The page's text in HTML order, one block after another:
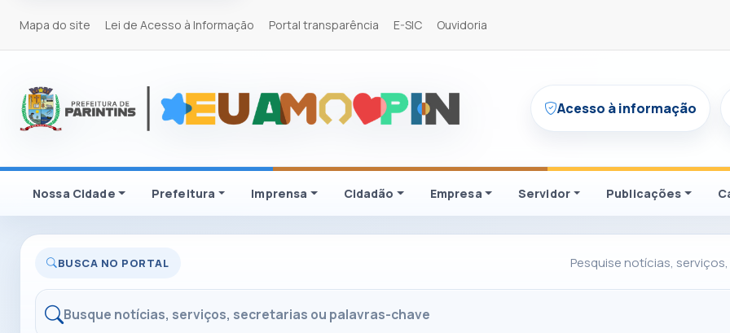
Mapa do site Lei de Acesso à Informação Portal transparência E-SIC Ouvidoria
Acesso à informação
Nossa Cidade Prefeitura Imprensa Cidadão Empresa Servidor Publicações
BUSCA NO PORTAL Pesquise notícias,
Buscar no portal